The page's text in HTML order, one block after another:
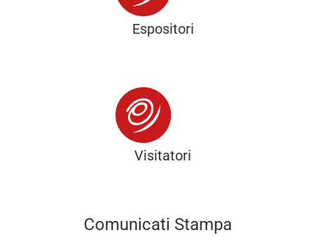
Espositori
Visitatori
Comunicati Stampa